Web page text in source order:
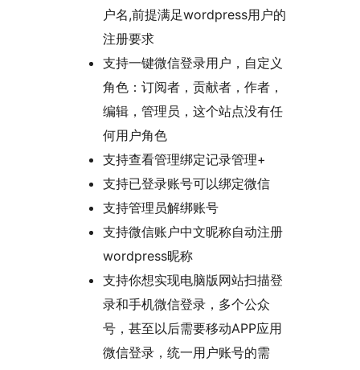
户名,前提满足wordpress用户的
注册要求
支持一键微信登录用户，自定义
角色：订阅者，贡献者，作者，
编辑，管理员，这个站点没有任
何用户角色
支持查看管理绑定记录管理+
支持已登录账号可以绑定微信
支持管理员解绑账号
支持微信账户中文昵称自动注册
wordpress昵称
支持你想实现电脑版网站扫描登
录和手机微信登录，多个公众
号，甚至以后需要移动APP应用
微信登录，统一用户账号的需